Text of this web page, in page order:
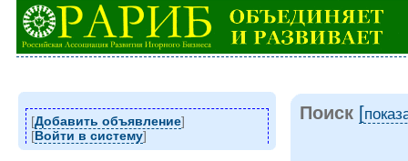
[Добавить объявление]
[Войти в систему]
Поиск [